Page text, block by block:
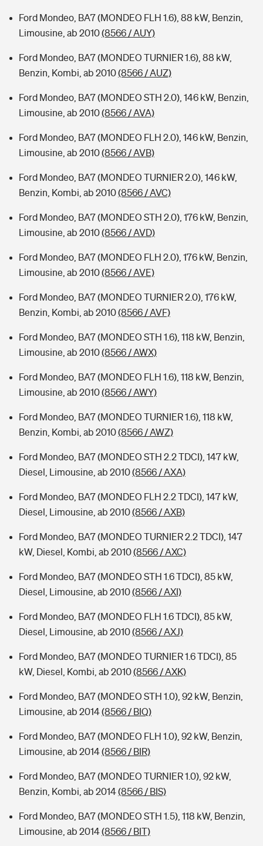
Ford Mondeo, BA7 (MONDEO FLH 1.6), 88 kW, Benzin,
Limousine, ab 2010(8566 / AUY)
Ford Mondeo, BA7 (MONDEO TURNIER 1.6), 88 kW,
Benzin, Kombi, ab 2010(8566 / AUZ)
Ford Mondeo, BA7 (MONDEO STH 2.0), 146 kW, Benzin,
Limousine, ab 2010(8566 / AVA)
Ford Mondeo, BA7 (MONDEO FLH 2.0), 146 kW, Benzin,
Limousine, ab 2010(8566 / AVB)
Ford Mondeo, BA7 (MONDEO TURNIER 2.0), 146 kW,
Benzin, Kombi, ab 2010(8566 / AVC)
Ford Mondeo, BA7 (MONDEO STH 2.0), 176 kW, Benzin,
Limousine, ab 2010(8566 / AVD)
Ford Mondeo, BA7 (MONDEO FLH 2.0), 176 kW, Benzin,
Limousine, ab 2010(8566 / AVE)
Ford Mondeo, BA7 (MONDEO TURNIER 2.0), 176 kW,
Benzin, Kombi, ab 2010(8566 / AVF)
Ford Mondeo, BA7 (MONDEO STH 1.6), 118 kW, Benzin,
Limousine, ab 2010(8566 / AWX)
Ford Mondeo, BA7 (MONDEO FLH 1.6), 118 kW, Benzin,
Limousine, ab 2010(8566 / AWY)
Ford Mondeo, BA7 (MONDEO TURNIER 1.6), 118 kW,
Benzin, Kombi, ab 2010(8566 / AWZ)
Ford Mondeo, BA7 (MONDEO STH 2.2 TDCI), 147 kW,
Diesel, Limousine, ab 2010(8566 / AXA)
Ford Mondeo, BA7 (MONDEO FLH 2.2 TDCI), 147 kW,
Diesel, Limousine, ab 2010(8566 / AXB)
Ford Mondeo, BA7 (MONDEO TURNIER 2.2 TDCI), 147
kW, Diesel, Kombi, ab 2010(8566 / AXC)
Ford Mondeo, BA7 (MONDEO STH 1.6 TDCI), 85 kW,
Diesel, Limousine, ab 2010(8566 / AXI)
Ford Mondeo, BA7 (MONDEO FLH 1.6 TDCI), 85 kW,
Diesel, Limousine, ab 2010(8566 / AXJ)
Ford Mondeo, BA7 (MONDEO TURNIER 1.6 TDCI), 85
kW, Diesel, Kombi, ab 2010(8566 / AXK)
Ford Mondeo, BA7 (MONDEO STH 1.0), 92 kW, Benzin,
Limousine, ab 2014(8566 / BIQ)
Ford Mondeo, BA7 (MONDEO FLH 1.0), 92 kW, Benzin,
Limousine, ab 2014(8566 / BIR)
Ford Mondeo, BA7 (MONDEO TURNIER 1.0), 92 kW,
Benzin, Kombi, ab 2014(8566 / BIS)
Ford Mondeo, BA7 (MONDEO STH 1.5), 118 kW, Benzin,
Limousine, ab 2014(8566 / BIT)